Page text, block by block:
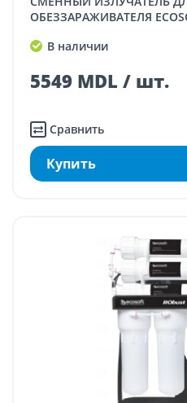
ОБЕЗЗАРАЖИВАТЕЛЯ
В наличии
5549 MDL / шт.
Сравнить
Купить